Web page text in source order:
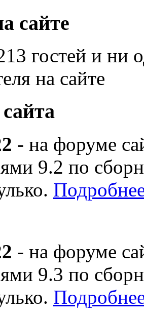
сайте
гостей и ни
на сайте
- на форуме
9.2 по
- на форуме
9.3 по